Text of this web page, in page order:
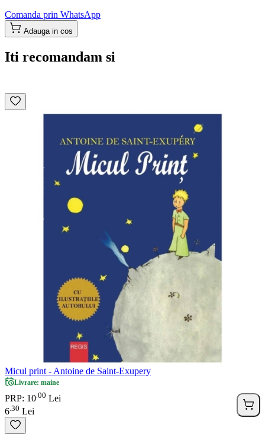
Comanda prin WhatsApp
Adauga in cos
Iti recomandam si
Micul print - Antoine de Saint-Exupery
Livrare: maine
PRP: 10 00 Lei
6 30 Lei